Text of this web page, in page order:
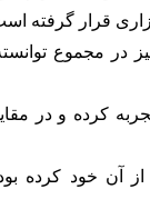
کرده و در
نویسی را از آن